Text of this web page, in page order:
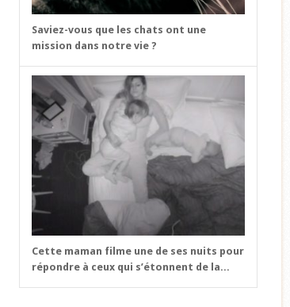
Saviez-vous que les chats ont une
mission dans notre vie ?
Cette maman filme une de ses nuits pour
répondre à ceux qui s’étonnent de la...